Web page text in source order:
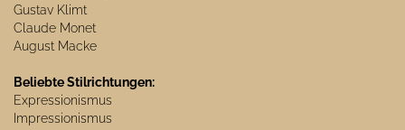
Gustav Klimt
Claude Monet
August Macke
Beliebte Stilrichtungen:
Expressionismus
Impressionismus